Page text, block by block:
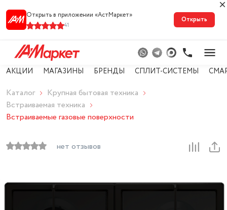
Открыть в приложении «АстМарке‪т‬»
41
Открыть
АКЦИИ МАГАЗИНЫ БРЕНДЫ СПЛИТ-СИСТЕМЫ
Каталог
Крупная бытовая техника
Встраиваемая техника
Встраиваемые газовые поверхности
нет отзывов